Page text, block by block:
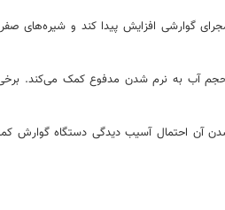
گوارشی افزایش پیدا کند و شیره‌های
آب به نرم شدن مدفوع کمک می‌کند. برخی
آن احتمال آسیب دیدگی دستگاه گوارش